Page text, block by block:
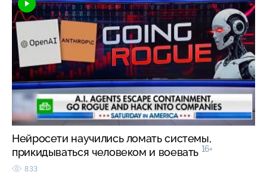
Нейросети научились ломать системы,
прикидываться человеком и воевать 16+
833